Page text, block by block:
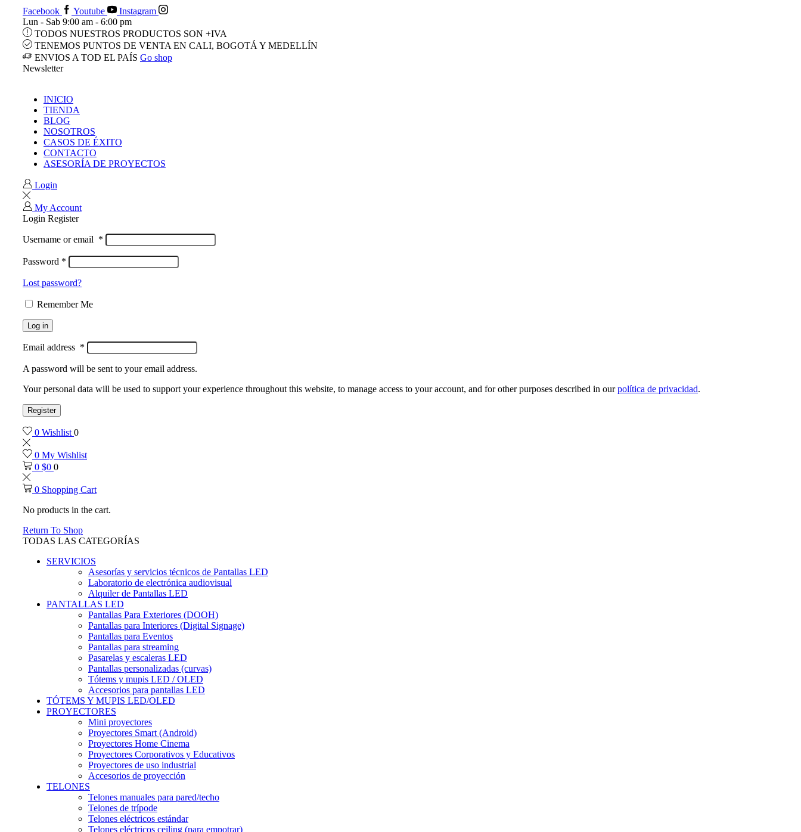
Facebook Youtube
Instagram
Lun - Sab 9:00 am - 6:00 pm
TODOS NUESTROS PRODUCTOS SON +IVA
TENEMOS PUNTOS DE VENTA EN CALI, BOGOTÁ Y MEDELLÍN
ENVIOS A TOD EL PAÍS Go shop
Newsletter
INICIO
TIENDA
BLOG
NOSOTROS
CASOS DE ÉXITO
CONTACTO
ASESORÍA DE PROYECTOS
Login
My Account
Login Register
Username or email *
Password *
Lost password?
Remember Me
Log in
Email address *
A password will be sent to your email address.
Your personal data will be used to support your experience throughout this website, to manage access to your account, and for other purposes described in ourpolítica de privacidad.
Register
0 Wishlist 0
0 My Wishlist
0 $0 0
0 Shopping Cart
No products in the cart.
Return To Shop
TODAS LAS CATEGORÍAS
SERVICIOS
Asesorías y servicios técnicos de Pantallas LED
Laboratorio de electrónica audiovisual
Alquiler de Pantallas LED
PANTALLAS LED
Pantallas Para Exteriores (DOOH)
Pantallas para Interiores (Digital Signage)
Pantallas para Eventos
Pantallas para streaming
Pasarelas y escaleras LED
Pantallas personalizadas (curvas)
Tótems y mupis LED / OLED
Accesorios para pantallas LED
TÓTEMS Y MUPIS LED/OLED
PROYECTORES
Mini proyectores
Proyectores Smart (Android)
Proyectores Home Cinema
Proyectores Corporativos y Educativos
Proyectores de uso industrial
Accesorios de proyección
TELONES
Telones manuales para pared/techo
Telones de trípode
Telones eléctricos estándar
Telones eléctricos ceiling (para empotrar)